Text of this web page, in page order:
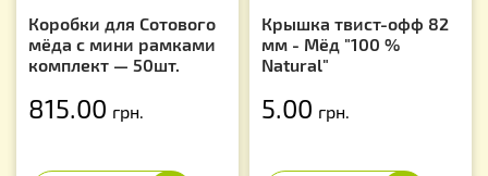
Коробки для Сотового
мёда с мини рамками
комплект — 50шт.
815.00 грн.
Крышка твист-офф 82
мм - Мёд "100 %
Natural"
5.00 грн.